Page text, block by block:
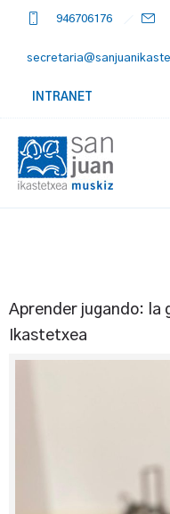
946706176
INTRANET
Aprender jugando: la
Ikastetxea